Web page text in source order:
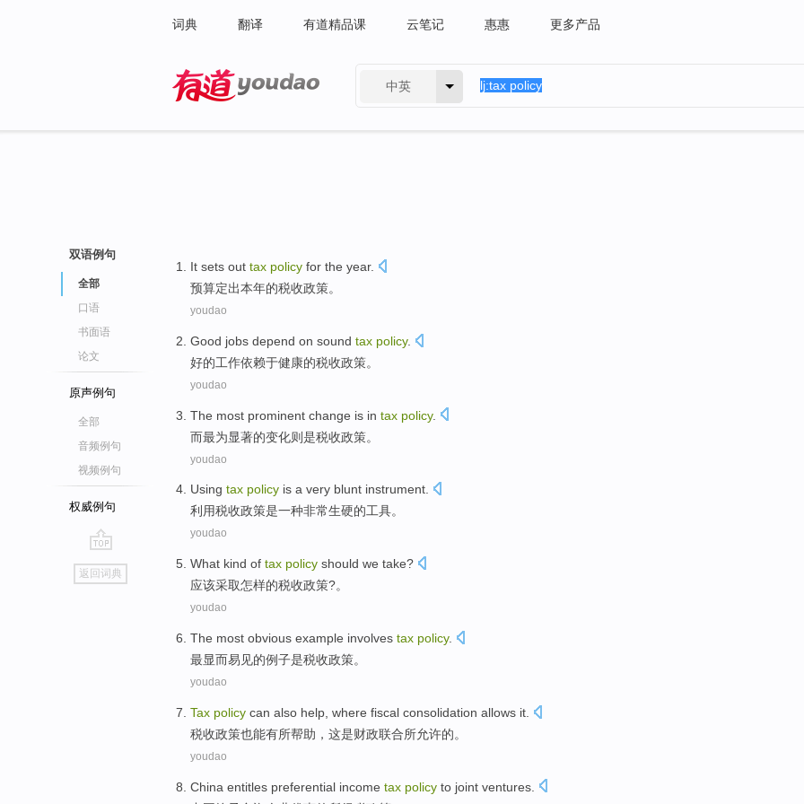
词典 翻译 有道精品课 云笔记 惠惠 更多产品
中英
双语例句
全部
口语
书面语
论文
原声例句
全部
音频例句
视频例句
权威例句
go
top
返回词典
It sets out tax policy for the year.
预算定出本年的税收政策。
youdao
Good jobs depend on sound tax policy.
好的工作依赖于健康的税收政策。
youdao
The most prominent change is in tax policy.
而最为显著的变化则是税收政策。
youdao
Using tax policy is a very blunt instrument.
利用税收政策是一种非常生硬的工具。
youdao
What kind of tax policy should we take?
应该采取怎样的税收政策?。
youdao
The most obvious example involves tax policy.
最显而易见的例子是税收政策。
youdao
Tax policy can also help where fiscal consolidation allows it.
税收政策也能有所帮助 ， 这是财政联合所允许的。
youdao
China entitles preferential income tax policy to joint ventures